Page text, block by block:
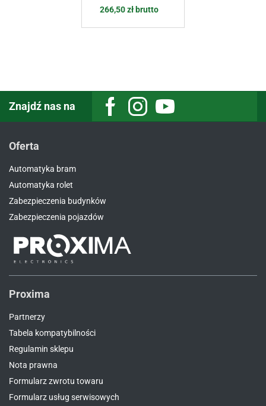
266,50zł brutto
Znajdź nas na
Oferta
Automatyka bram
Automatyka rolet
Zabezpieczenia budynków
Zabezpieczenia pojazdów
Proxima
Partnerzy
Tabela kompatybilności
Regulamin sklepu
Nota prawna
Formularz zwrotu towaru
Formularz usług serwisowych